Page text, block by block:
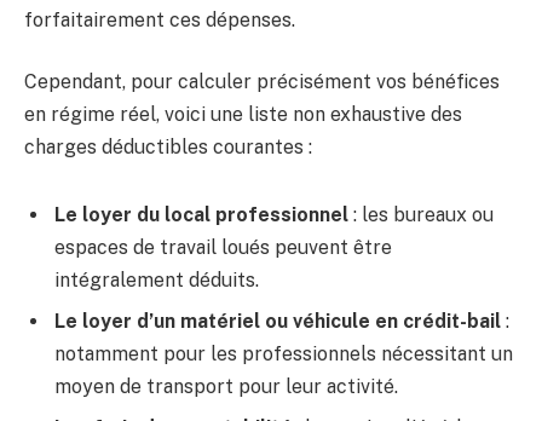
forfaitairement ces dépenses.
Cependant, pour calculer précisément vos bénéfices
en régime réel, voici une liste non exhaustive des
charges déductibles courantes :
Le loyer du local professionnel : les bureaux ou
espaces de travail loués peuvent être
intégralement déduits.
Le loyer d’un matériel ou véhicule en crédit-bail :
notamment pour les professionnels nécessitant un
moyen de transport pour leur activité.